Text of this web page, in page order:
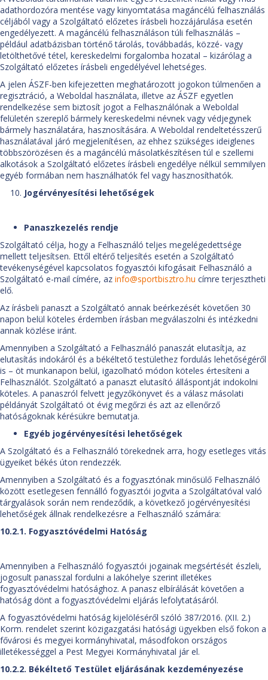
adathordozóra mentése vagy kinyomtatása magáncélú felhasználás
céljából vagy a Szolgáltató előzetes írásbeli hozzájárulása esetén
engedélyezett. A magáncélú felhasználáson túli felhasználás –
például adatbázisban történő tárolás, továbbadás, közzé- vagy
letölthetővé tétel, kereskedelmi forgalomba hozatal – kizárólag a
Szolgáltató előzetes írásbeli engedélyével lehetséges.
A jelen ÁSZF-ben kifejezetten meghatározott jogokon túlmenően a
regisztráció, a Weboldal használata, illetve az ÁSZF egyetlen
rendelkezése sem biztosít jogot a Felhasználónak a Weboldal
felületén szereplő bármely kereskedelmi névnek vagy védjegynek
bármely használatára, hasznosítására. A Weboldal rendeltetésszerű
használatával járó megjelenítésen, az ehhez szükséges ideiglenes
többszörözésen és a magáncélú másolatkészítésen túl e szellemi
alkotások a Szolgáltató előzetes írásbeli engedélye nélkül semmilyen
egyéb formában nem használhatók fel vagy hasznosíthatók.
Jogérvényesítési lehetőségek
Panaszkezelés rendje
Szolgáltató célja, hogy a Felhasználó teljes megelégedettsége
mellett teljesítsen. Ettől eltérő teljesítés esetén a Szolgáltató
tevékenységével kapcsolatos fogyasztói kifogásait Felhasználó a
Szolgáltató e-mail címére, az info@sportbisztro.hu címre terjesztheti
elő.
Az írásbeli panaszt a Szolgáltató annak beérkezését követően 30
napon belül köteles érdemben írásban megválaszolni és intézkedni
annak közlése iránt.
Amennyiben a Szolgáltató a Felhasználó panaszát elutasítja, az
elutasítás indokáról és a békéltető testülethez fordulás lehetőségéről
is – öt munkanapon belül, igazolható módon köteles értesíteni a
Felhasználót. Szolgáltató a panaszt elutasító álláspontját indokolni
köteles. A panaszról felvett jegyzőkönyvet és a válasz másolati
példányát Szolgáltató öt évig megőrzi és azt az ellenőrző
hatóságoknak kérésükre bemutatja.
Egyéb jogérvényesítési lehetőségek
A Szolgáltató és a Felhasználó törekednek arra, hogy esetleges vitás
ügyeiket békés úton rendezzék.
Amennyiben a Szolgáltató és a fogyasztónak minősülő Felhasználó
között esetlegesen fennálló fogyasztói jogvita a Szolgáltatóval való
tárgyalások során nem rendeződik, a következő jogérvényesítési
lehetőségek állnak rendelkezésre a Felhasználó számára:
10.2.1. Fogyasztóvédelmi Hatóság
Amennyiben a Felhasználó fogyasztói jogainak megsértését észleli,
jogosult panasszal fordulni a lakóhelye szerint illetékes
fogyasztóvédelmi hatósághoz. A panasz elbírálását követően a
hatóság dönt a fogyasztóvédelmi eljárás lefolytatásáról.
A fogyasztóvédelmi hatóság kijelöléséről szóló 387/2016. (XII. 2.)
Korm. rendelet szerint közigazgatási hatósági ügyekben első fokon a
fővárosi és megyei kormányhivatal, másodfokon országos
illetékességgel a Pest Megyei Kormányhivatal jár el.
10.2.2. Békéltető Testület eljárásának kezdeményezése